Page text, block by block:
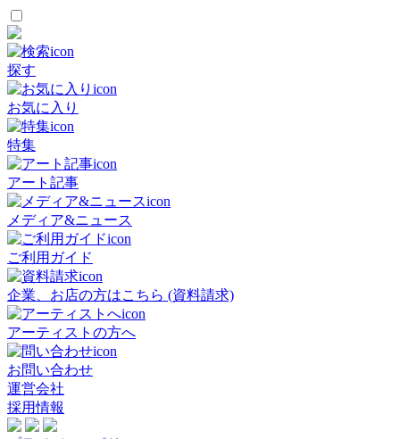
探す
お気に入り
特集
アート記事
メディア&ニュース
ご利用ガイド
企業、お店の方はこちら (資料請求)
アーティストの方へ
お問い合わせ
運営会社
採用情報